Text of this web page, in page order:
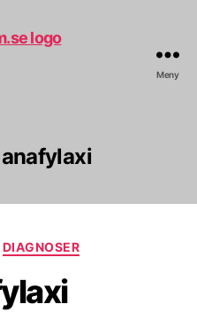
Meny
anafylaxi
Kategorier
DIAGNOSER